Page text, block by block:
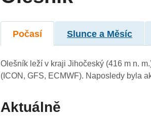
Počasí Slunce a Měsíc
Olešník leží v kraji Jihočeský (416 m n.
(ICON, GFS, ECMWF). Naposledy byla
Aktuálně